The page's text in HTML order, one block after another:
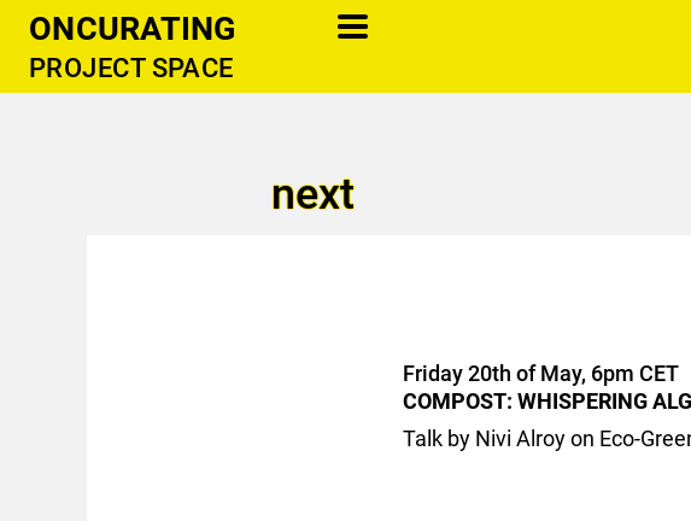
ONCURATING
PROJECT SPACE
next
Friday 20th of May, 6pm CET
COMPOST: WHISPERING
Talk by Nivi Alroy on Eco-